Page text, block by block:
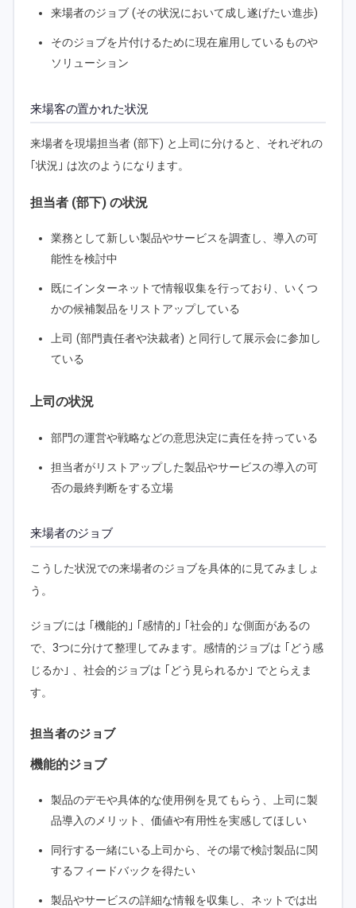
来場者のジョブ (その状況において成し遂げたい進歩)
そのジョブを片付けるために現在雇用しているものや
ソリューション
来場客の置かれた状況
来場者を現場担当者 (部下) と上司に分けると、それぞれの
｢状況｣ は次のようになります。
担当者 (部下) の状況
業務として新しい製品やサービスを調査し、導入の可
能性を検討中
既にインターネットで情報収集を行っており、いくつ
かの候補製品をリストアップしている
上司 (部門責任者や決裁者) と同行して展示会に参加し
ている
上司の状況
部門の運営や戦略などの意思決定に責任を持っている
担当者がリストアップした製品やサービスの導入の可
否の最終判断をする立場
来場者のジョブ
こうした状況での来場者のジョブを具体的に見てみましょ
う。
ジョブには ｢機能的｣ ｢感情的｣ ｢社会的｣ な側面があるの
で、3つに分けて整理してみます。感情的ジョブは ｢どう感
じるか｣ 、社会的ジョブは ｢どう見られるか｣ でとらえま
す。
担当者のジョブ
機能的ジョブ
製品のデモや具体的な使用例を見てもらう、上司に製
品導入のメリット、価値や有用性を実感してほしい
同行する一緒にいる上司から、その場で検討製品に関
するフィードバックを得たい
製品やサービスの詳細な情報を収集し、ネットでは出